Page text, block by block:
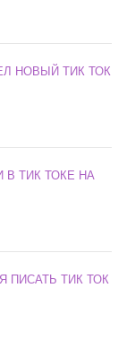
НОВЫЙ ТИК ТОК
В ТИК ТОКЕ НА
ПИСАТЬ ТИК ТОК